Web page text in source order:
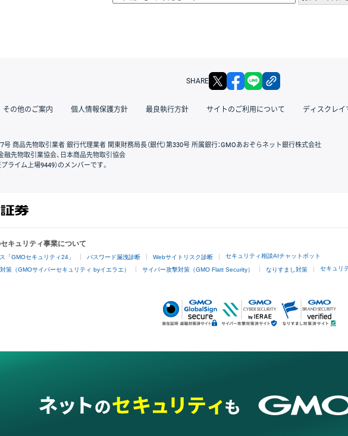
SHARE X facebook
その他のご案内 個人情報保護方針 最良執行方針 サイトのご利用について ディスクレイ
号 商品先物取引業者 銀行代理業者 関東財務局長（銀代）第330号 所属銀行：GMOあおぞらネット銀行株式会社
融先物取引業協会、日本商品先物取引協会
ライム上場9449）のメンバーです。
キュリティ事業について
「GMOセキュリティ24」 パスワード漏洩診断 Webサイトリスク診断 セキュリティ相談AIチャットボット
策（GMOサイバーセキュリティ byイエラエ） サイバー攻撃対策（GMO Flatt Security） なりすまし対策 セキュリ